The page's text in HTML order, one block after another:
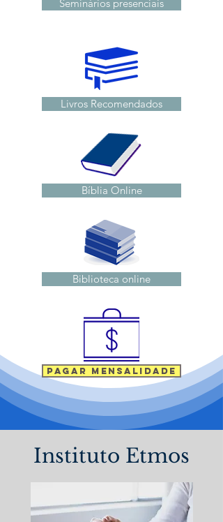
Seminários presenciais
Livros Recomendados
Bíblia Online
Biblioteca online
Pagar mensalidade
Instituto Etmos